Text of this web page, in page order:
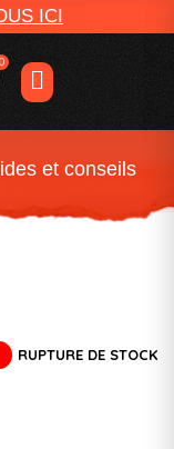
ICI
0
et conseils
RUPTURE DE STOCK